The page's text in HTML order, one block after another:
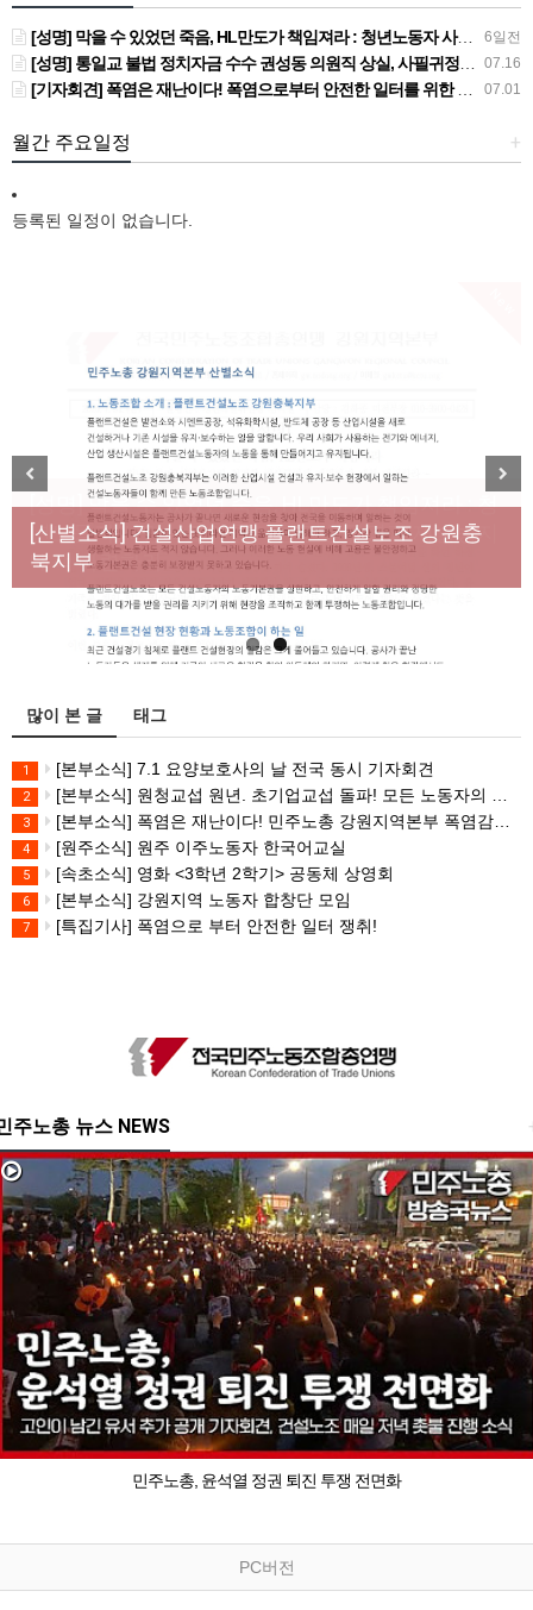
6일전
[성명] 막을 수 있었던 죽음, HL만도가 책임져라 : 청년노동자 사망사고의 철저한 진상규명과 재발방지 대책 마련하라
07.16
[성명] 통일교 불법 정치자금 수수 권성동 의원직 상실, 사필귀정이다
07.01
[기자회견] 폭염은 재난이다! 폭염으로부터 안전한 일터를 위한 민주노총 강원지역본부 폭염감시단 선포 기자회견
+
월간 주요일정
등록된 일정이 없습니다.
[성명] 막을 수 있었던 죽음, HL만도가 책임져라 : 청
년노동자 사망사고의 철저한 진상규명과 재발방지
대책 마련하라
[산별소식] 건설산업연맹 플랜트건설노조 강원충
북지부
Previous Next
많이 본 글 태그
1 [본부소식] 7.1 요양보호사의 날 전국 동시 기자회견
2 [본부소식] 원청교섭 원년. 초기업교섭 돌파! 모든 노동자의 노동기본권 쟁취! 민주노총 7.15 총파업대회
3 [본부소식] 폭염은 재난이다! 민주노총 강원지역본부 폭염감시단 선포 기자회견
4 [원주소식] 원주 이주노동자 한국어교실
5 [속초소식] 영화 <3학년 2학기> 공동체 상영회
6 [본부소식] 강원지역 노동자 합창단 모임
7 [특집기사] 폭염으로 부터 안전한 일터 쟁취!
주노총 뉴스 NEWS
민주노총, 윤석열 정권 퇴진 투쟁 전면화
PC버전